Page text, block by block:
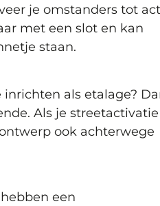
je omstanders tot
met een slot en kan
staan.
als etalage?
Als je streetactivatie
ook achterwege
een